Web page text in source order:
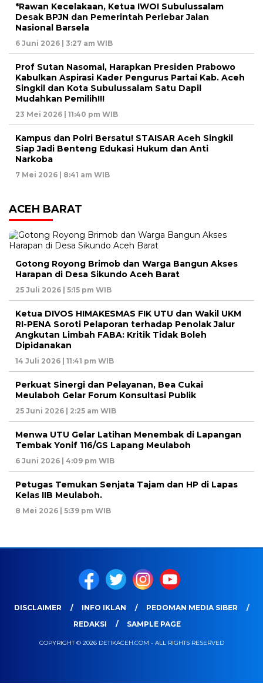
*Rawan Kecelakaan, Ketua IWOI Subulussalam
Desak BPJN dan Pemerintah Perlebar Jalan
Nasional Barsela
6 Juni 2026 | 3:27 am WIB
Prof Sutan Nasomal, Harapkan Presiden Prabowo
Kabulkan Aspirasi Kader Pengurus Partai Kab. Aceh
Singkil dan Kota Subulussalam Satu Dapil
Mudahkan Pemilih!!!
23 Mei 2026 | 11:40 pm WIB
Kampus dan Polri Bersatu! STAISAR Aceh Singkil
Siap Jadi Benteng Edukasi Hukum dan Anti
Narkoba
7 Mei 2026 | 8:41 am WIB
ACEH BARAT
Gotong Royong Brimob dan Warga Bangun Akses
Harapan di Desa Sikundo Aceh Barat
25 Juli 2026 | 5:15 pm WIB
Ketua DIVOS HIMAKESMAS FIK UTU dan Wakil UKM
RI-PENA Soroti Pelaporan terhadap Penolak Jalur
Angkutan Limbah FABA: Kritik Tidak Boleh
Dipidanakan
14 Juli 2026 | 11:41 pm WIB
Perkuat Sinergi dan Pelayanan, Bea Cukai
Meulaboh Gelar Forum Konsultasi Publik
25 Juni 2026 | 2:25 am WIB
Menwa UTU Gelar Latihan Menembak di Lapangan
Tembak Yonif 116/GS Lapang Meulaboh
6 Juni 2026 | 4:09 pm WIB
Petugas Temukan Senjata Tajam dan HP di Lapas
Kelas IIB Meulaboh.
8 Mei 2026 | 5:39 pm WIB
DISCLAIMER INFO IKLAN
PEDOMAN MEDIA SIBER
REDAKSI
SAMPLE PAGE
COPYRIGHT © 2026 DETIKACEH.COM - ALL RIGHTS RESERVED